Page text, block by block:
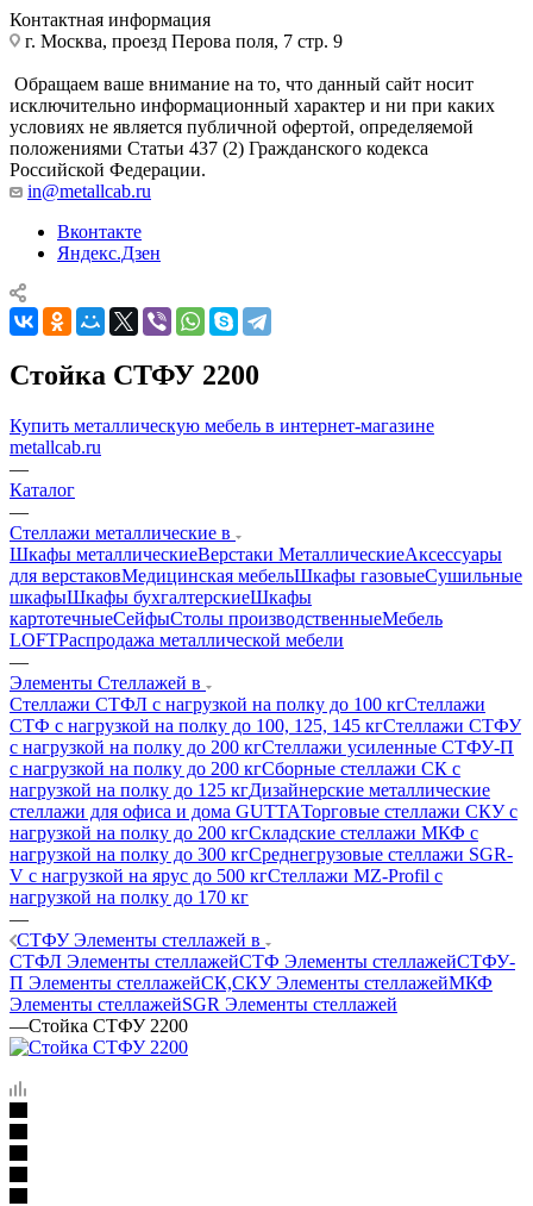
Контактная информация
г. Москва, проезд Перова поля, 7 стр. 9
Обращаем ваше внимание на то, что данный сайт носит
исключительно информационный характер и ни при каких
условиях не является публичной офертой, определяемой
положениями Статьи 437 (2) Гражданского кодекса
Российской Федерации.
in@metallcab.ru
Вконтакте
Яндекс.Дзен
Стойка СТФУ 2200
Купить металлическую мебель в интернет-магазине
metallcab.ru
—
Каталог
—
Стеллажи металлические в
Шкафы металлическиеВерстаки МеталлическиеАксессуары
для верстаковМедицинская мебельШкафы газовыеСушильные
шкафыШкафы бухгалтерскиеШкафы
картотечныеСейфыСтолы производственныеМебель
LOFTРаспродажа металлической мебели
—
Элементы Стеллажей в
Стеллажи СТФЛ с нагрузкой на полку до 100 кгСтеллажи
СТФ с нагрузкой на полку до 100, 125, 145 кгСтеллажи СТФУ
с нагрузкой на полку до 200 кгСтеллажи усиленные СТФУ-П
с нагрузкой на полку до 200 кгСборные стеллажи СК с
нагрузкой на полку до 125 кгДизайнерские металлические
стеллажи для офиса и дома GUTTAТорговые стеллажи СКУ с
нагрузкой на полку до 200 кгСкладские стеллажи МКФ с
нагрузкой на полку до 300 кгСреднегрузовые стеллажи SGR-
V с нагрузкой на ярус до 500 кгСтеллажи MZ-Profil с
нагрузкой на полку до 170 кг
—
СТФУ Элементы стеллажей в
СТФЛ Элементы стеллажейСТФ Элементы стеллажейСТФУ-
П Элементы стеллажейСК,СКУ Элементы стеллажейМКФ
Элементы стеллажейSGR Элементы стеллажей
—Стойка СТФУ 2200